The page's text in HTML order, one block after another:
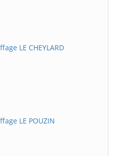
LE CHEYLARD
LE POUZIN